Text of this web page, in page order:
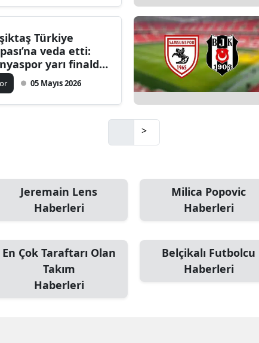
Türkiye
veda etti:
yarı finalde
kazandı05 Mayıs 2026
>
Jeremain Lens
Haberleri
Milica Popovic
Haberleri
En Çok Taraftarı Olan
Takım
Haberleri
Belçikalı Futbolcu
Haberleri